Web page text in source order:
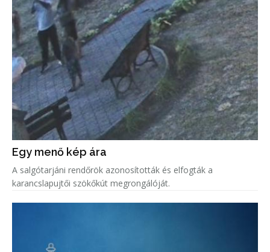
Egy menő kép ára
A salgótarjáni rendőrök azonosították és elfogták a
karancslapujtői szökőkút megrongálóját.